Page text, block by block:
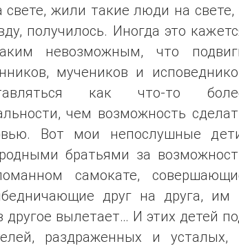
жили такие люди на свете,
получилось. Иногда это
невозможным, что
мучеников и
как что-то
чем возможность
Вот мои непослушные
братьями за
самокате,
друг на друга, им
другое вылетает… И этих детей
раздраженных и усталых,